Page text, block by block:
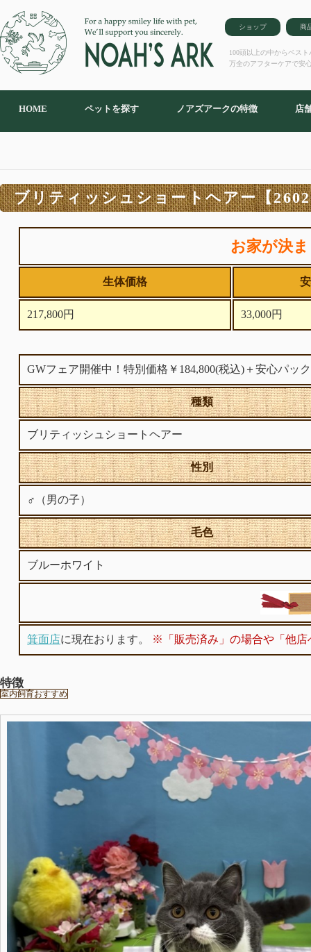
ショップ 商
100頭以上の中からベス
万全のアフターケアで安
HOME ペットを探す ノアズアークの特徴 店
ブリティッシュショートヘアー【
お家が決
生体価格
217,800円 33,000円
GWフェア開催中！特別価格￥184,800(税込)＋安心パ
種類
ブリティッシュショートヘアー
性別
♂（男の子）
毛色
ブルーホワイト
箕面店に現在おります。 ※「販売済み」の場合や「他店
特徴
室内飼育おすすめ